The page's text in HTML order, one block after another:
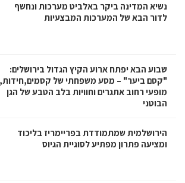
נשיא המדינה ביקר באלביט מערכות ונחשף
לדור הבא של המערכות המבצעיות
שבוע הבא יפתח ארוע הקיץ הגדול בירושלים:
"קסם ביער" – מסע משפחתי של קסמים,חידות,
מופעי רחוב אתגרים וחוויות בלב הטבע של הגן
הבוטני
הירושלמית שמתמודדת בפריימריז בליכוד
ומציעה פתרון מפתיע לסוגיית הגיוס